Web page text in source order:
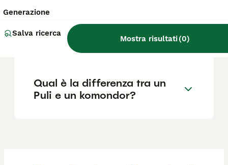
Generazione
Salva ricerca
Mostra risultati(0)
Quali sono le caratteristiche
del cane Puli?
Qual è la differenza tra un
Puli e un komondor?